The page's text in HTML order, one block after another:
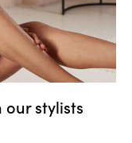
our stylists